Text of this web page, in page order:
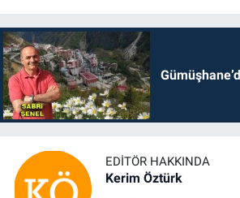
EDITÖR HAKKINDA
Kerim Öztürk